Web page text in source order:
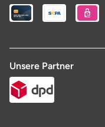
Unsere Partner